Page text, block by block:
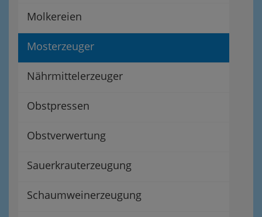
Molkereien
Mosterzeuger
Nährmittelerzeuger
Obstpressen
Obstverwertung
Sauerkrauterzeugung
Schaumweinerzeugung